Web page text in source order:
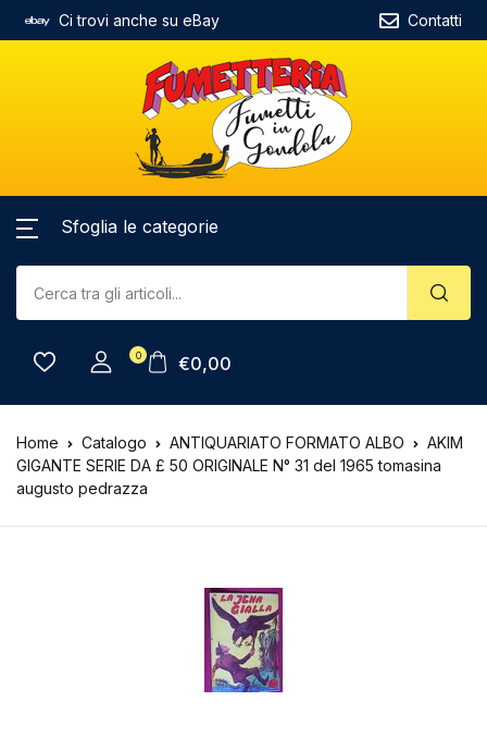
Ci trovi anche su eBay Contatti
Sfoglia le categorie
0 €0,00
Home Catalogo ANTIQUARIATO FORMATO ALBO
AKIM
GIGANTE SERIE DA £ 50 ORIGINALE N° 31 del 1965 tomasina
augusto pedrazza